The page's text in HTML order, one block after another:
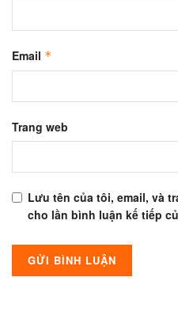
Email *
Trang web
Lưu tên của tôi, email, và
cho lần bình luận kế tiếp